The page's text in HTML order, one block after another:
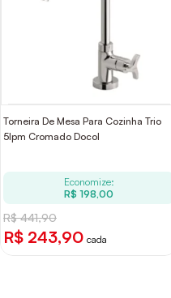
Torneira De Mesa Para Cozinha Trio
5lpm Cromado Docol
Economize:
R$ 198,00
R$ 441,90
R$ 243,90 cada